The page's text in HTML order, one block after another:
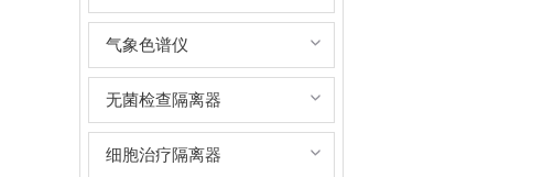
气象色谱仪
无菌检查隔离器
细胞治疗隔离器